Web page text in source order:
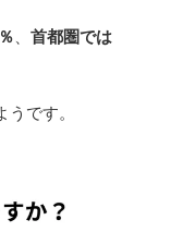
、 首都圏では
です。